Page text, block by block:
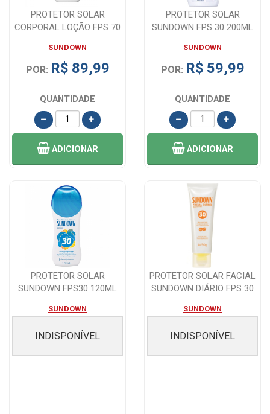
PROTETOR SOLAR
CORPORAL LOÇÃO FPS 70
SUNDOWN
POR: R$ 89,99
QUANTIDADE
ADICIONAR
PROTETOR SOLAR
SUNDOWN FPS 30 200ML
SUNDOWN
POR: R$ 59,99
QUANTIDADE
ADICIONAR
PROTETOR SOLAR
SUNDOWN FPS30 120ML
SUNDOWN
INDISPONÍVEL
PROTETOR SOLAR FACIAL
SUNDOWN DIÁRIO FPS 30
SUNDOWN
INDISPONÍVEL